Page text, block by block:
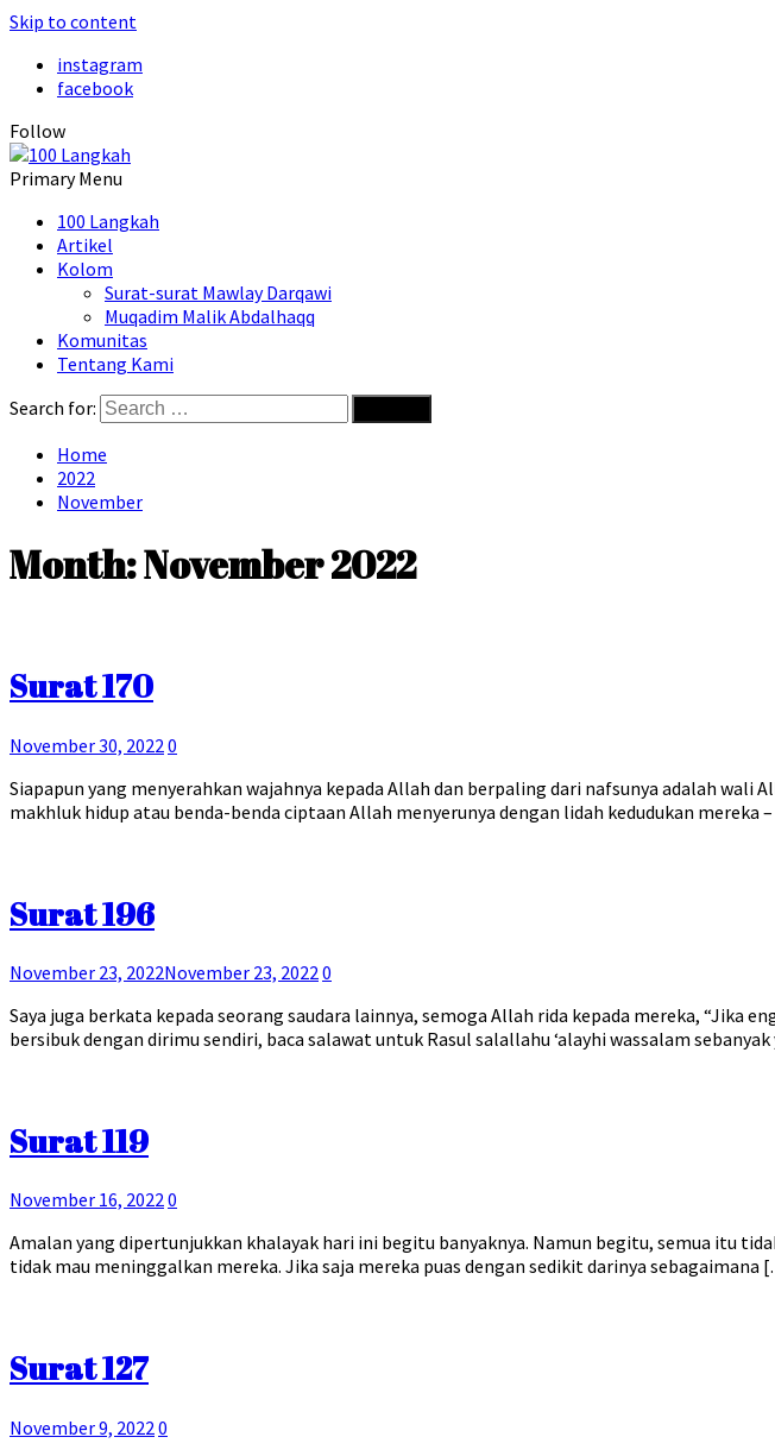
Skip to content
instagram
facebook
Follow
Primary Menu
100 Langkah
Artikel
Kolom
Surat-surat Mawlay Darqawi
Muqadim Malik Abdalhaqq
Komunitas
Tentang Kami
Search for:
Home
2022
November
Month:November 2022
Surat 170
November 30, 20220
Siapapun yang menyerahkan wajahnya kepada Allah dan berpaling dari nafsunya adalah
makhluk hidup atau benda-benda ciptaan Allah menyerunya dengan lidah kedudukan
Surat 196
November 23, 2022November 23, 20220
Saya juga berkata kepada seorang saudara lainnya, semoga Allah rida kepada mereka,
bersibuk dengan dirimu sendiri, baca salawat untuk Rasul salallahu ‘alayhi wassalam
Surat 119
November 16, 20220
Amalan yang dipertunjukkan khalayak hari ini begitu banyaknya. Namun begitu, semua itu
tidak mau meninggalkan mereka. Jika saja mereka puas dengan sedikit darinya sebagaimana
Surat 127
November 9, 20220